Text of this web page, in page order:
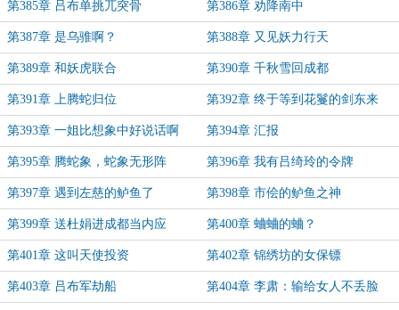
第385章 吕布单挑兀突骨 第386章 劝降南中
第387章 是乌骓啊？ 第388章 又见妖力行天
第389章 和妖虎联合 第390章 千秋雪回成都
第391章 上腾蛇归位 第392章 终于等到花鬘的剑东来
第393章 一姐比想象中好说话啊 第394章 汇报
第395章 腾蛇象，蛇象无形阵 第396章 我有吕绮玲的令牌
第397章 遇到左慈的鲈鱼了 第398章 市侩的鲈鱼之神
第399章 送杜娟进成都当内应 第400章 蛐蛐的蛐？
第401章 这叫天使投资 第402章 锦绣坊的女保镖
第403章 吕布军劫船 第404章 李肃：输给女人不丢脸